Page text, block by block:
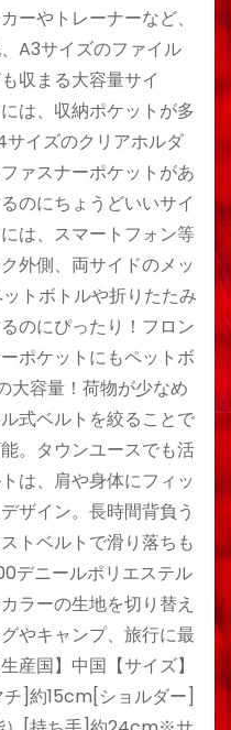
ーやトレーナーなど、
A3サイズのファイル
収まる大容量サイ
は、収納ポケットが多
イズのクリアホルダ
ァスナーポケットがあ
のにちょうどいいサイ
は、スマートフォン等
外側、両サイドのメッ
トボトルや折りたたみ
のにぴったり！フロン
ポケットにもペットボ
大容量！荷物が少なめ
式ベルトを絞ることで
。タウンユースでも活
は、肩や身体にフィッ
ザイン。長時間背負う
トベルトで滑り落ちも
デニールポリエステル
ラーの生地を切り替え
やキャンプ、旅行に最
産国】中国【サイズ】
]約15cm[ショルダー]